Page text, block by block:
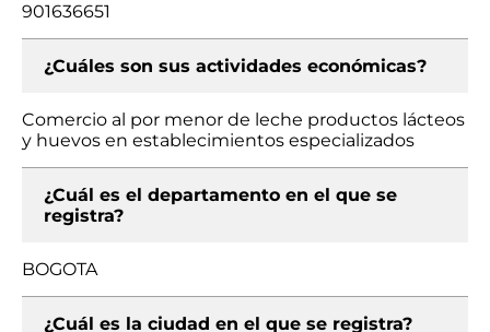
901636651
¿Cuáles son sus actividades económicas?
Comercio al por menor de leche productos lácteos
y huevos en establecimientos especializados
¿Cuál es el departamento en el que se
registra?
BOGOTA
¿Cuál es la ciudad en el que se registra?